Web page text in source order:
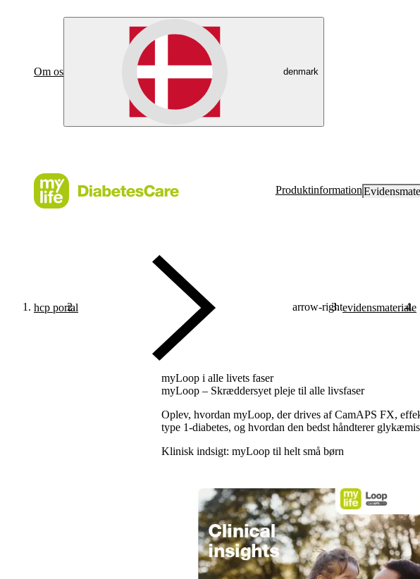
Om os denmark
Produktinformation
hcp portal arrow-rightevidensmateriale
myLoop i alle livets faser
myLoop – Skræddersyet pleje til alle livsfaser
Oplev, hvordan myLoop, der drives af CamAPS FX,
type 1-diabetes, og hvordan den bedst håndterer
Klinisk indsigt: myLoop til helt små børn